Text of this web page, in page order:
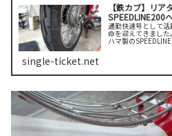
【鉄カブ】リ
SPEEDLINE200
通勤快速号として
命を迎えてきまし
ハマ製の
single-ticket.net